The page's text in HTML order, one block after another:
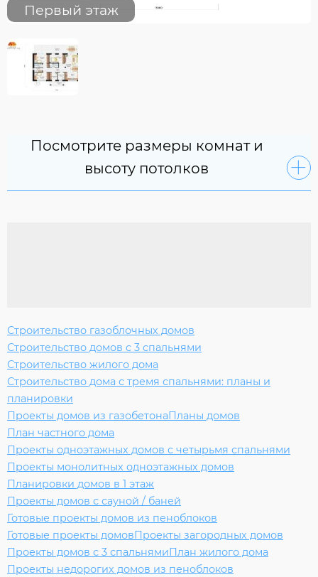
Первый этаж
Посмотрите размеры комнат и
высоту потолков
Строительство газоблочных домов
Строительство домов с 3 спальнями
Строительство жилого дома
Строительство дома с тремя спальнями: планы и
планировки
Проекты домов из газобетонаПланы домов
План частного дома
Проекты одноэтажных домов с четырьмя спальнями
Проекты монолитных одноэтажных домов
Планировки домов в 1 этаж
Проекты домов с сауной / баней
Готовые проекты домов из пеноблоков
Готовые проекты домовПроекты загородных домов
Проекты домов с 3 спальнямиПлан жилого дома
Проекты недорогих домов из пеноблоков